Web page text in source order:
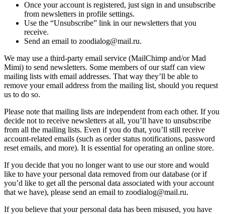
Once your account is registered, just sign in and unsubscribe
from newsletters in profile settings.
Use the “Unsubscribe” link in our newsletters that you
receive.
Send an email to zoodialog@mail.ru.
We may use a third-party email service (MailChimp and/or Mad
Mimi) to send newsletters. Some members of our staff can view
mailing lists with email addresses. That way they’ll be able to
remove your email address from the mailing list, should you request
us to do so.
Please note that mailing lists are independent from each other. If you
decide not to receive newsletters at all, you’ll have to unsubscribe
from all the mailing lists. Even if you do that, you’ll still receive
account-related emails (such as order status notifications, password
reset emails, and more). It is essential for operating an online store.
If you decide that you no longer want to use our store and would
like to have your personal data removed from our database (or if
you’d like to get all the personal data associated with your account
that we have), please send an email to zoodialog@mail.ru.
If you believe that your personal data has been misused, you have